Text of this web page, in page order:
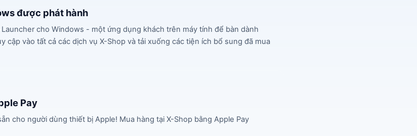
được phát hành
cho Windows - một ứng dụng khách trên máy tính để bàn dành
cập vào tất cả các dịch vụ X-Shop và tải xuống các tiện ích bổ sung đã mua
Pay
cho người dùng thiết bị Apple! Mua hàng tại X-Shop bằng Apple Pay